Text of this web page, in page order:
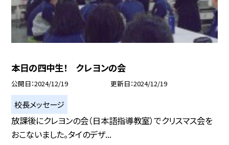
本日の四中生！ クレヨンの会
公開日 2024/12/19 更新日 2024/12/19
校長メッセージ
放課後にクレヨンの会（日本語指導教室）でクリスマス会を
おこないました。タイのデザ...